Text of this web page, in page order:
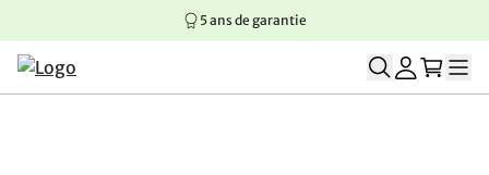
Aller au contenu principal
Aller à la navigation principale
Aller au pied de page
5 ans de garantie